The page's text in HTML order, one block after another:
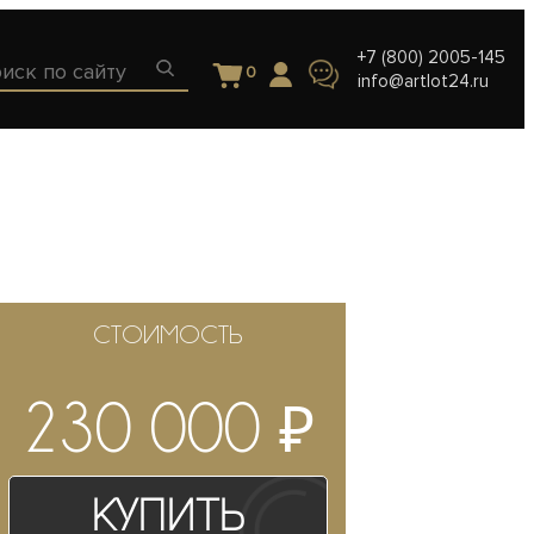
0
+7 (800) 2005-145
info@artlot24.ru
СТОИМОСТЬ
230 000 ₽
Купить